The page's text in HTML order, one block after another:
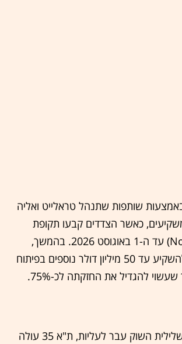
שותפות שתנהל טראלייט ואליה
כאשר הצדדים קבעו תקופת
בלעדיות (No-Shop) עד ה-1 באוגוסט 2026. בהמשך,
השותפות צפויה להשקיע עד 50 מיליון דולר נוספים בפיתוח
להגדיל את החזקתה לכ-75%.
לאחר הפתיחה השלילית השוק עבר לעליות, ת"א 35 עולה